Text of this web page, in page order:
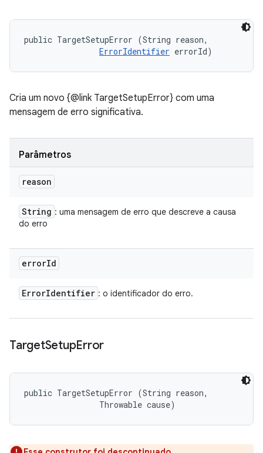
public TargetSetupError (String reason,
ErrorIdentifier errorId)
Cria um novo {@link TargetSetupError} com uma
mensagem de erro significativa.
Parâmetros
reason
String : uma mensagem de erro que descreve a causa
do erro
errorId
ErrorIdentifier : o identificador do erro.
TargetSetupError
public TargetSetupError (String reason,
                Throwable cause)